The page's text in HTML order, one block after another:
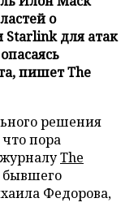
о
Starlink для атак
пишет The
решения
пора
журналуThe
бывшего
Федорова,